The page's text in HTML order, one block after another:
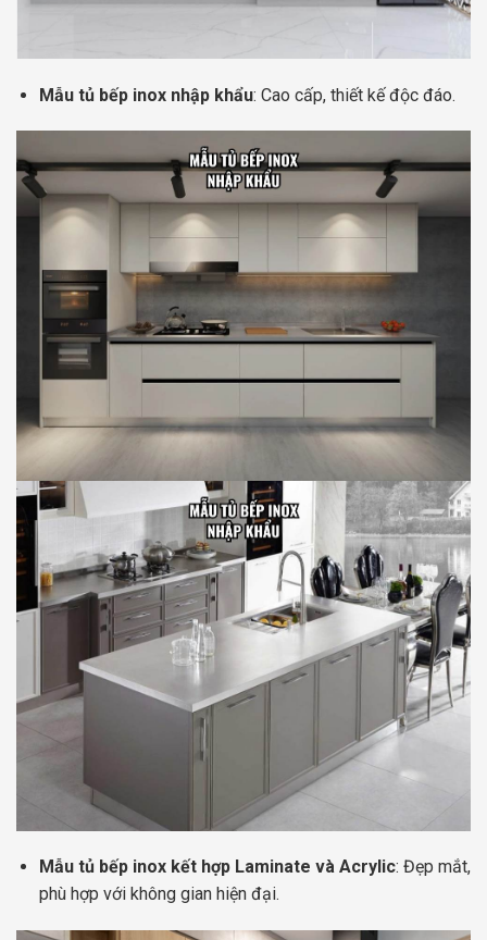
Mẫu tủ bếp inox nhập khẩu: Cao cấp, thiết kế độc đáo.
Mẫu tủ bếp inox kết hợp Laminate và Acrylic: Đẹp mắt,
phù hợp với không gian hiện đại.